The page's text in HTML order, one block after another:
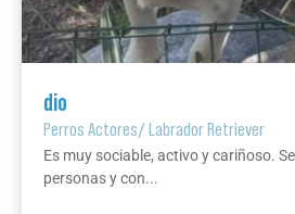
dio
Perros Actores/Labrador Retriever
Es muy sociable, activo y cariñoso.
personas y con...